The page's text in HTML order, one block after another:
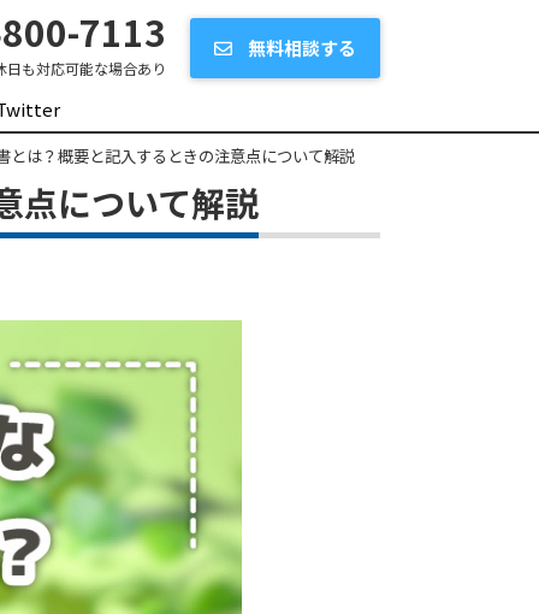
7113
も対応可能な場合あり
無料相談する
とは？概要と記入するときの注意点について解説
点について解説